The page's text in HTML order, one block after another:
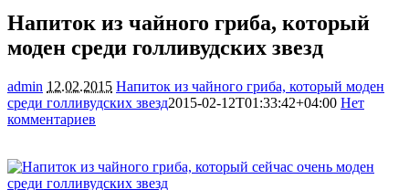
Напиток из чайного гриба, который
моден среди голливудских звезд
admin 12.02.2015 Напиток из чайного гриба, который моден
среди голливудских звезд2015-02-12T01:33:42+04:00 Нет
комментариев